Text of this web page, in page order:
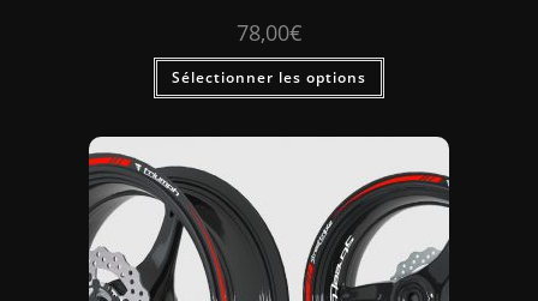
78,00€
Sélectionner les options